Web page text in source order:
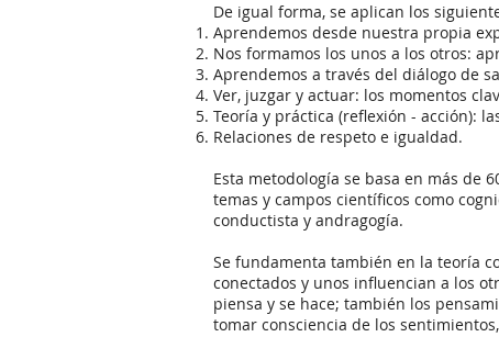
De igual forma, se aplican los
Aprendemos desde nuestra propia
Nos formamos los unos a los otros:
Aprendemos a través del diálogo de
Ver, juzgar y actuar: los momentos
Teoría y práctica (reflexión - acción):
Relaciones de respeto e igualdad.
Esta metodología se basa en más de
temas y campos científicos como
conductista y andragogía.
Se fundamenta también en la teoría
conectados y unos influencian a los
piensa y se hace; también los
tomar consciencia de los